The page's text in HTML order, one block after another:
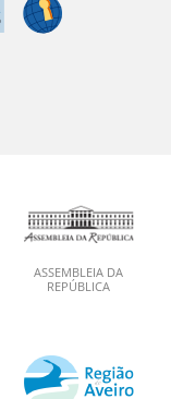
ASSEMBLEIA DA
REPÚBLICA